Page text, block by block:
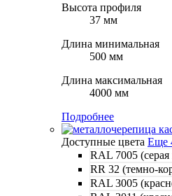
Высота профиля
37 мм
Длина минимальная
500 мм
Длина максимальная
4000 мм
Подробнее
Доступные цвета Еще
RAL 7005
RR 32 (темно-
RAL 3005